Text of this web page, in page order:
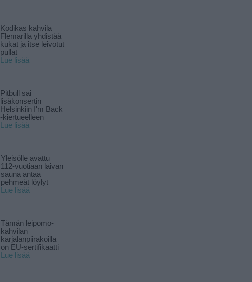
Kodikas kahvila
Flemarilla yhdistää
kukat ja itse leivotut
pullat
Lue lisää
Pitbull sai
lisäkonsertin
Helsinkiin I'm Back
-kiertueelleen
Lue lisää
Yleisölle avattu
112-vuotiaan laivan
sauna antaa
pehmeät löylyt
Lue lisää
Tämän leipomo-
kahvilan
karjalanpiirakoilla
on EU-sertifikaatti
Lue lisää